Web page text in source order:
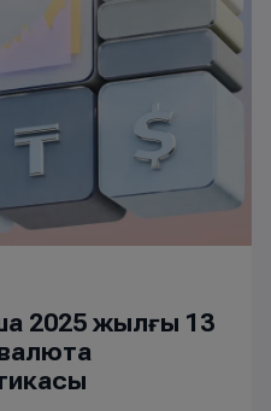
2025 жылғы 13